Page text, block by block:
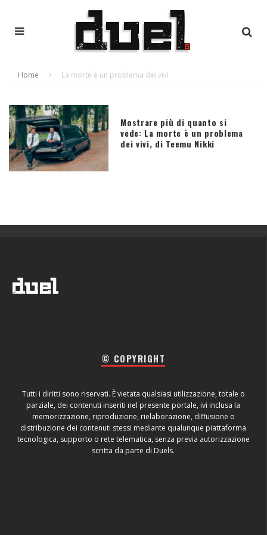
Home La morte è un problema dei vivi
Mostrare più di quanto si
vede: La morte è un problema
dei vivi, di Teemu Nikki
© COPYRIGHT
Tutti i diritti sono riservati. È vietata qualsiasi utilizzazione, totale o
parziale, dei contenuti inseriti nel presente portale, ivi inclusa la
memorizzazione, riproduzione, rielaborazione, diffusione o
distribuzione dei contenuti stessi mediante qualunque piattaforma
tecnologica, supporto o rete telematica, senza previa autorizzazione
scritta da parte di Duels.